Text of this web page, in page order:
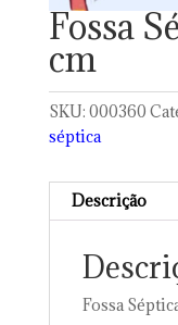
Fossa
cm
SKU: 000360
séptica
Descrição
Fossa